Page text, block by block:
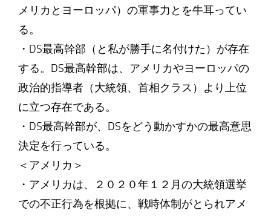
メリカとヨーロッパ）の軍事力とを牛耳ってい
る。
・DS最高幹部（と私が勝手に名付けた）が存在
する。DS最高幹部は、アメリカやヨーロッパの
政治的指導者（大統領、首相クラス）より上位
に立つ存在である。
・DS最高幹部が、DSをどう動かすかの最高意思
決定を行っている。
＜アメリカ＞
・アメリカは、２０２０年１２月の大統領選挙
での不正行為を根拠に、戦時体制がとられアメ